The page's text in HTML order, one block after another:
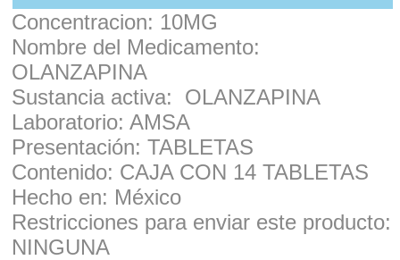
Concentracion: 10MG
Nombre del Medicamento:
OLANZAPINA
Sustancia activa: OLANZAPINA
Laboratorio: AMSA
Presentación: TABLETAS
Contenido: CAJA CON 14 TABLETAS
Hecho en: México
Restricciones para enviar este producto:
NINGUNA